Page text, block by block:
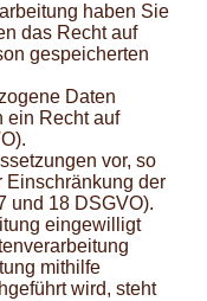
haben Sie
das Recht auf
gespeicherten
Daten
ein Recht auf
vor, so
Einschränkung der
und 18 DSGVO).
eingewilligt
mithilfe
wird, steht